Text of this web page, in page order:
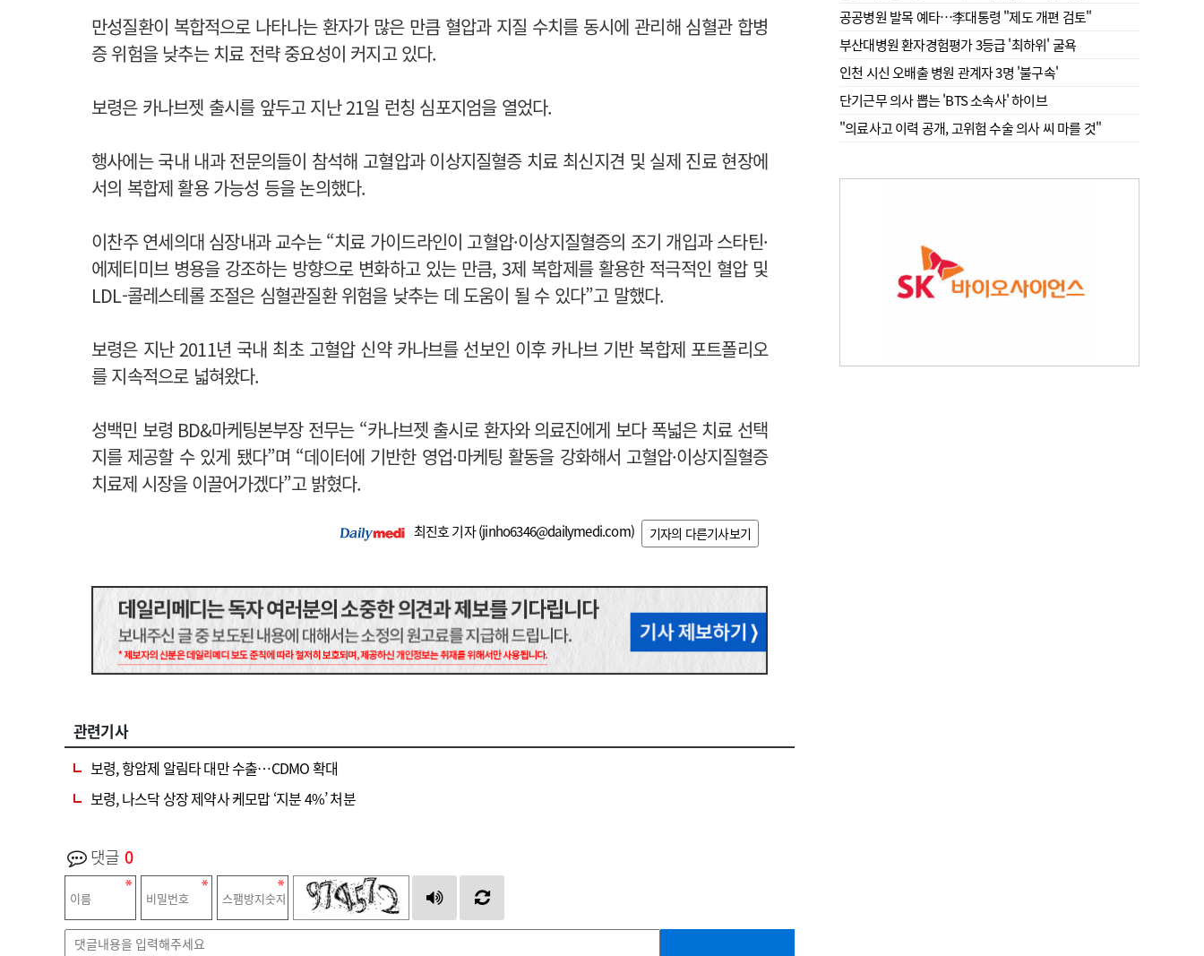
만성질환이 복합적으로 나타나는 환자가 많은 만큼 혈압과 지질 수치를 동시에 관리해 심혈관 합병
증 위험을 낮추는 치료 전략 중요성이 커지고 있다.
보령은 카나브젯 출시를 앞두고 지난 21일 런칭 심포지엄을 열었다.
행사에는 국내 내과 전문의들이 참석해 고혈압과 이상지질혈증 치료 최신지견 및 실제 진료 현장에
서의 복합제 활용 가능성 등을 논의했다.
이찬주연세의대 심장내과 교수는 “치료 가이드라인이 고혈압·이상지질혈증의 조기 개입과 스타틴·
에제티미브 병용을 강조하는 방향으로 변화하고 있는 만큼, 3제 복합제를 활용한 적극적인 혈압 및
LDL-콜레스테롤 조절은 심혈관질환 위험을 낮추는 데 도움이 될 수 있다”고 말했다.
보령은 지난 2011년 국내 최초 고혈압 신약 카나브를 선보인 이후 카나브 기반 복합제 포트폴리오
를 지속적으로 넓혀왔다.
성백민 보령 BD&마케팅본부장 전무는 “카나브젯 출시로 환자와 의료진에게 보다 폭넓은 치료 선택
지를 제공할 수 있게 됐다”며 “데이터에 기반한 영업·마케팅 활동을 강화해서 고혈압·이상지질혈증
치료제 시장을 이끌어가겠다”고 밝혔다.
최진호 기자 (jinho6346@dailymedi.com) 기자의 다른기사보기
관련기사
보령, 항암제 알림타 대만 수출…CDMO 확대
보령, 나스닥 상장 제약사 케모맙 ‘지분 4%’ 처분
댓글 0
공공병원 발목 예타…李대통령 "제도 개편 검토"
부산대병원 환자경험평가 3등급 '최하위' 굴욕
인천 시신 오배출 병원 관계자 3명 '불구속'
단기근무 의사 뽑는 'BTS 소속사' 하이브
"의료사고 이력 공개, 고위험 수술 의사 씨 마를 것"